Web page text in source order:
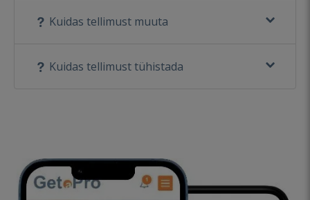
Kuidas tellimust muuta
Kuidas tellimust tühistada